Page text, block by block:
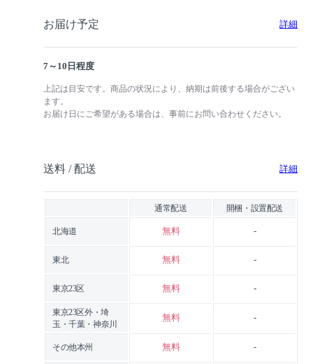
お届け予定 詳細
7～10日程度
上記は目安です。商品の状況により、納期は前後する場合がござい
ます。
お届け日にご希望がある場合は、事前にお問い合わせください。
送料 / 配送 詳細
通常配送 開梱・設置配送
北海道 無料 -
東北 無料 -
東京23区 無料 -
東京23区外・埼
玉・千葉・神奈川
無料 -
その他本州 無料 -